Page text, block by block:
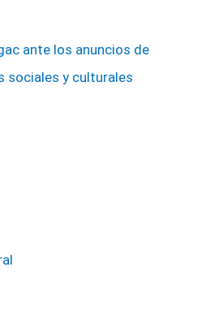
ante los anuncios de
sociales y culturales